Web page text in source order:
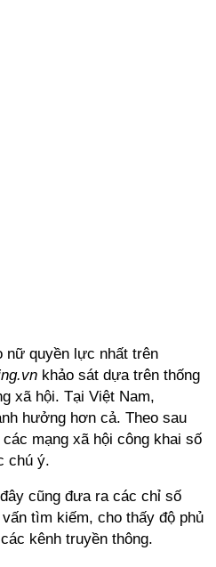
nữ quyền lực nhất trên
khảo sát dựa trên thống
xã hội. Tại Việt Nam,
hưởng hơn cả. Theo sau
mạng xã hội công khai số
chú ý.
cũng đưa ra các chỉ số
tìm kiếm, cho thấy độ phủ
kênh truyền thông.